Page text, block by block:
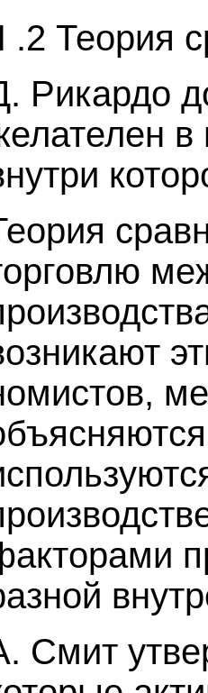
.2 Теория
Рикардо
в
Смит